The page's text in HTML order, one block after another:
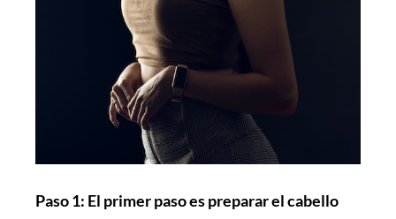
Paso 1: El primer paso es preparar el cabello